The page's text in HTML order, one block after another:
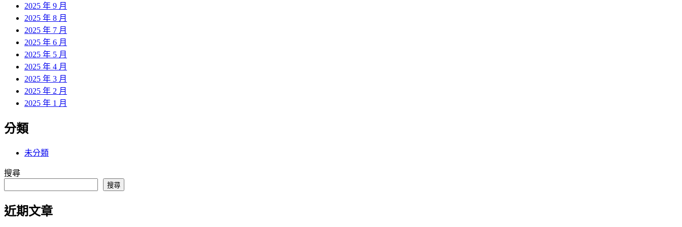
2025 年 9 月
2025 年 8 月
2025 年 7 月
2025 年 6 月
2025 年 5 月
2025 年 4 月
2025 年 3 月
2025 年 2 月
2025 年 1 月
分類
未分類
搜尋
搜尋
近期文章